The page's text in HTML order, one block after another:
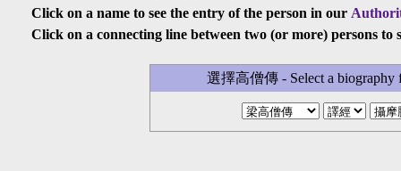
Click on a name to see the entry of the person in our
Click on a connecting line between two (or more) persons to
選擇高僧傳 - Select a biography